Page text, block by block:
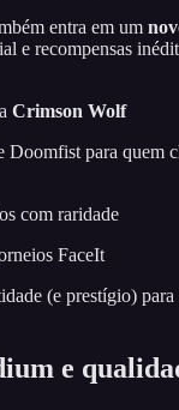
entra em um
e recompensas
Crimson Wolf
Doomfist para quem
com raridade
FaceIt
(e prestígio) para
e